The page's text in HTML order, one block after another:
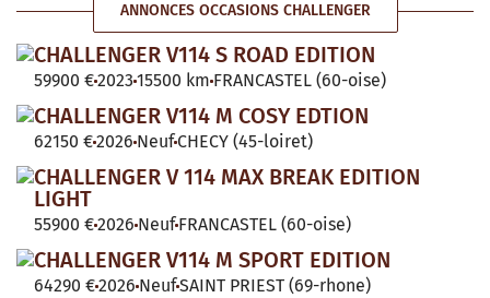
ANNONCES OCCASIONS CHALLENGER
CHALLENGER V114 S ROAD EDITION
59900 €2023 15500 km FRANCASTEL (60-oise)
CHALLENGER V114 M COSY EDTION
62150 €2026 Neuf CHECY (45-loiret)
CHALLENGER V 114 MAX BREAK EDITION
LIGHT
55900 €2026 Neuf FRANCASTEL (60-oise)
CHALLENGER V114 M SPORT EDITION
64290 €2026 NeufSAINT PRIEST (69-rhone)